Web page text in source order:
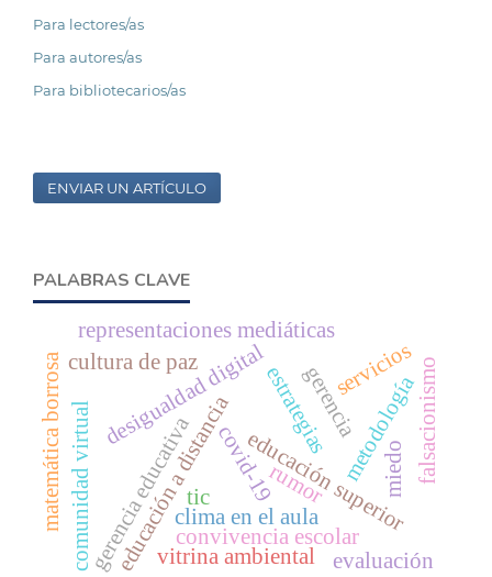
Para lectores/as
Para autores/as
Para bibliotecarios/as
ENVIAR UN ARTÍCULO
PALABRAS CLAVE
educación a distancia
desigualdad digital
covid-19
educación superior
gerencia educativa
estrategias
representaciones mediáticas
clima en el aula
gerencia
tic
convivencia escolar
vitrina ambiental
comunidad virtual metodologíafalsacionismo
evaluación
matemática borrosa servicios
cultura de paz
rumor miedo